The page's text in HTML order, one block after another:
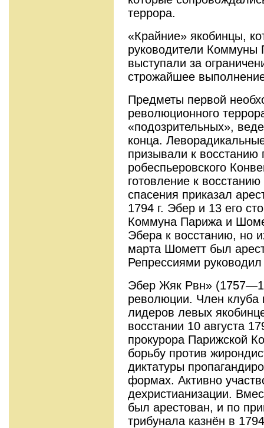
террора.
«Крайние» якобинцы,
руководители
выступали за
строжайшее
Предметы первой
революционного
«подозрительных»,
конца.
призывали к восстанию
робеспьеровского
готовление к
спасения приказал
1794 г. Эбер и 13 его
Коммуна Парижа и
Эбера к восстанию, но
марта Шометт был
Репрессиями
Эбер Жяк Рвн»
революции. Член клу­ба
лидеров левых
вос­стании 10 августа
прокурора Парижской
борьбу против
дикта­туры
формах. Активно
дехристианизации.
был арестован, и по
трибунала казнён в